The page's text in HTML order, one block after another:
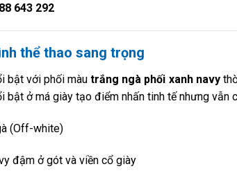
643 292
thể thao sang trọng
bật với phối màutrắng ngà phối xanh navy
bật ở má giày tạo điểm nhấn tinh tế nhưng vẫn
(Off-white)
đậm ở gót và viền cổ giày